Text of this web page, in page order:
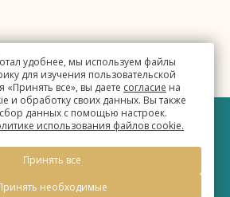
удобнее, мы используем файлы
для изучения пользовательской
«Принять все», вы даете согласие на
и обработку своих данных. Вы также
данных с помощью настроек.
использования файлов cookie.
Принять все
необходимые
Официальный сайт